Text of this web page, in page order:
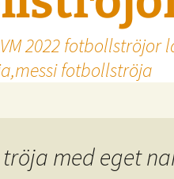
2022
fotbollströja
med eget